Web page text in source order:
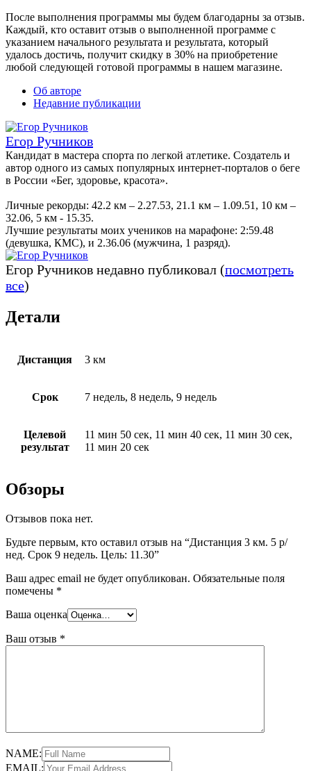
После выполнения программы мы будем благодарны за отзыв.
Каждый, кто оставит отзыв о выполненной программе с
указанием начального результата и результата, который
удалось достичь, получит скидку в 30% на приобретение
любой следующей готовой программы в нашем магазине.
Об авторе
Недавние публикации
Егор Ручников
Кандидат в мастера спорта по легкой атлетике. Создатель и
автор одного из самых популярных интернет-порталов о беге
в России «Бег, здоровье, красота».
Личные рекорды: 42.2 км – 2.27.53, 21.1 км – 1.09.51, 10 км –
32.06, 5 км - 15.35.
Лучшие результаты моих учеников на марафоне: 2:59​​.48
(девушка, КМС), и 2.36.06 (мужчина, 1 разряд).
Егор Ручников недавно публиковал (посмотреть
все)
Детали
Дистанция 3 км
Срок 7 недель, 8 недель, 9 недель
Целевой
результат
11 мин 50 сек, 11 мин 40 сек, 11 мин 30 сек,
11 мин 20 сек
Обзоры
Отзывов пока нет.
Будьте первым, кто оставил отзыв на “Дистанция 3 км. 5 р/
нед. Срок 9 недель. Цель: 11.30”
Ваш адрес email не будет опубликован. Обязательные поля
помечены *
Ваша оценка
Ваш отзыв *
NAME:
EMAIL: